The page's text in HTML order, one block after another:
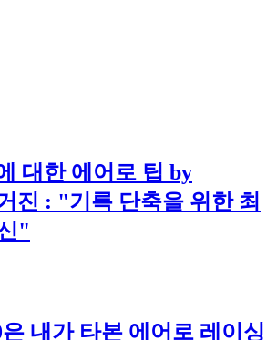
대한 에어로 팁 by
진 : "기록 단축을 위한 최
"
내가 타본 에어로 레이싱